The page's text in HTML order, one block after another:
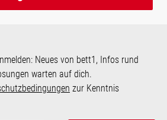
Neues von bett1, Infos rund
warten auf dich.
zur Kenntnis